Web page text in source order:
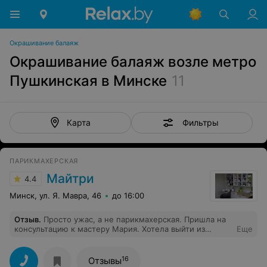
Окрашивание балаяж
Окрашивание балаяж возле метро
Пушкинская в Минске 11
Карта Фильтры
ПАРИКМАХЕРСКАЯ
4.4 Майтри
Минск, ул. Я. Мавра, 46 до 16:00
Отзыв. Просто ужас, а не парикмахерская. Пришла на
консультацию к мастеру Мария. Хотела выйти из
осветления затем тонирование. Потратила 5 часов
своего времени на то чтобы после третьего мытья
Еще
Отзывы16